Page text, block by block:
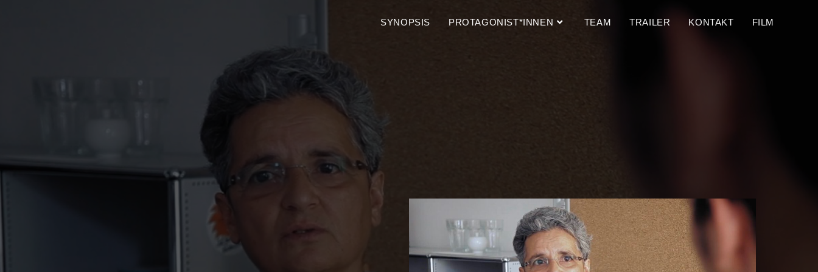
SYNOPSIS PROTAGONIST*INNEN TEAM TRAILER KONTAKT FILM